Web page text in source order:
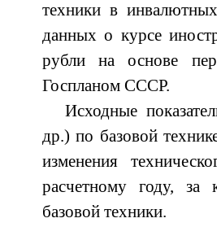
техники в
данных о курсе
рубли на основе
Госпланом СССР.
Исходные
др.) по базовой
изменения
расчетному году, за
базовой техники.